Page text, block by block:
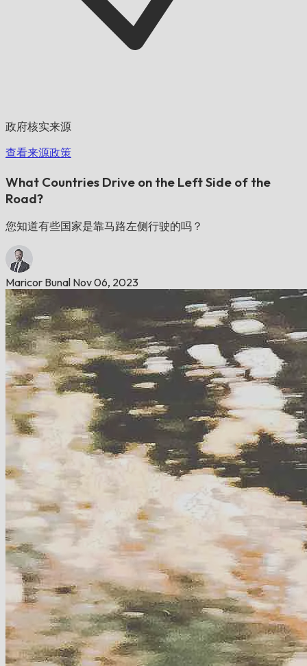
政府核实来源
查看来源政策
What Countries Drive on the Left Side of the
Road?
您知道有些国家是靠马路左侧行驶的吗？
Maricor Bunal Nov 06, 2023